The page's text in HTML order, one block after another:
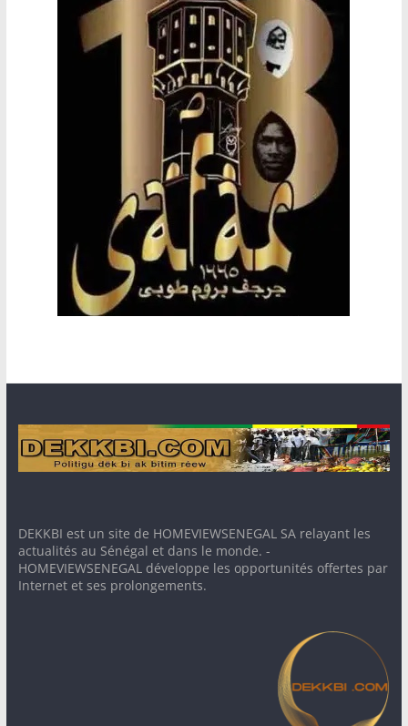
DEKKBI est un site de HOMEVIEWSENEGAL SA relayant les
actualités au Sénégal et dans le monde. -
HOMEVIEWSENEGAL développe les opportunités offertes par
Internet et ses prolongements.